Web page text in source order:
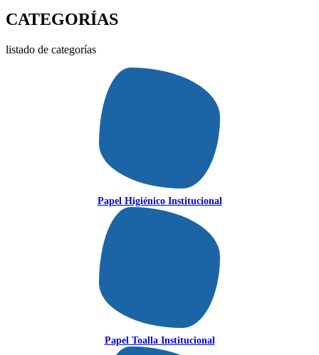
CATEGORÍAS
listado de categorías
Papel Higiénico Institucional
Papel Toalla Institucional